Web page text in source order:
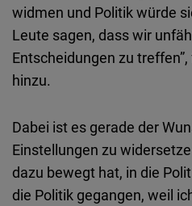
widmen und Politik würde
Leute sagen, dass wir
Entscheidungen zu
hinzu.
Dabei ist es gerade der
Einstellungen zu
dazu bewegt hat, in die
die Politik gegangen, weil